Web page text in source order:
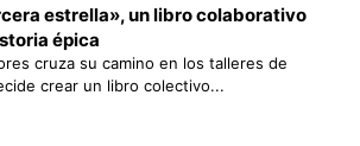
estrella», un libro colaborativo
épica
cruza su camino en los talleres de
crear un libro colectivo...